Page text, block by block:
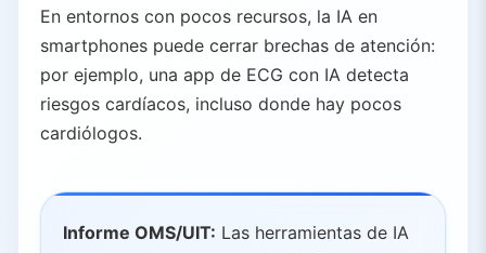
En entornos con pocos recursos, la IA en
smartphones puede cerrar brechas de atención:
por ejemplo, una app de ECG con IA detecta
riesgos cardíacos, incluso donde hay pocos
cardiólogos.
Informe OMS/UIT: Las herramientas de IA